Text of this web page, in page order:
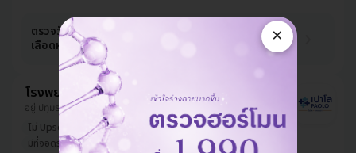
ตรวจวัดปริมาณแคลเซียมที่ผนังหลอด
เลือดหัวใจ (Calcium Score)
2,842 บาท
-69%
โรงพยาบาลเปาโล รังสิต
อยู่ ปทุมธานี, ใกล้ ฟิวเจอร์ปาร์ค รังสิต
ไม่ Upsell
มีแพทย์ประจำคลินิก
จองคิวได้เร็ว
มีที่จอดรถมากกว่า 3 คัน
ออกใบรับรองแพทย์ได้
×